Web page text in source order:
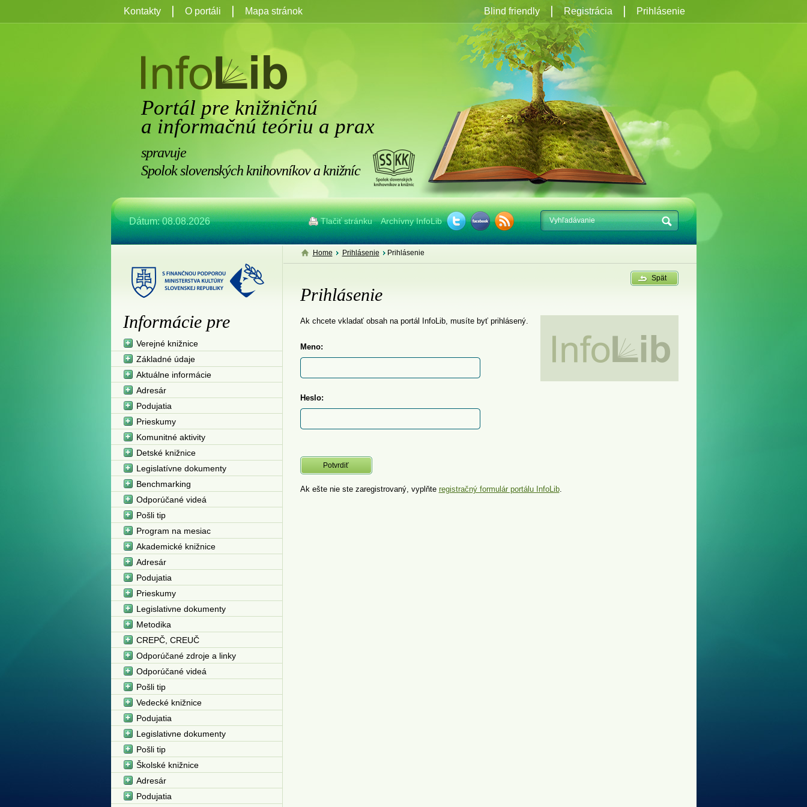
Portál pre knižničnú
a informačnú teóriu a prax
spravuje
Spolok slovenských knihovníkov a knižníc
Dátum: 08.08.2026 Tlačiť stránku Archívny InfoLib
Kontakty O portáli Mapa stránok Registrácia Prihlásenie
Blind friendly
Home Prihlásenie Prihlásenie
Spät
Prihlásenie
Ak chcete vkladať obsah na portál InfoLib, musíte byť prihlásený.
Meno:
Heslo:
Ak ešte nie ste zaregistrovaný, vyplňte registračný formulár portálu InfoLib.
Informácie pre
Verejné knižnice
Základné údaje
Aktuálne informácie
Adresár
Podujatia
Prieskumy
Komunitné aktivity
Detské knižnice
Legislatívne dokumenty
Benchmarking
Odporúčané videá
Pošli tip
Program na mesiac
Akademické knižnice
Adresár
Podujatia
Prieskumy
Legislativne dokumenty
Metodika
CREPČ, CREUČ
Odporúčané zdroje a linky
Odporúčané videá
Pošli tip
Vedecké knižnice
Podujatia
Legislativne dokumenty
Pošli tip
Školské knižnice
Adresár
Podujatia